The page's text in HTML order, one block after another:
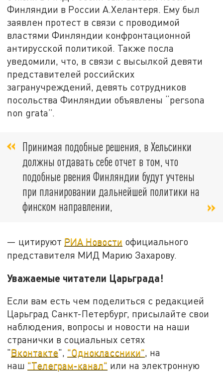
Финляндии в России А.Хелантеря. Ему был
заявлен протест в связи с проводимой
властями Финляндии конфронтационной
антирусской политикой. Также посла
уведомили, что, в связи с высылкой девяти
представителей российских
загранучреждений, девять сотрудников
посольства Финляндии объявлены “persona
non grata”.
Принимая подобные решения, в Хельсинки
должны отдавать себе отчет в том, что
подобные рвения Финляндии будут учтены
при планировании дальнейшей политики на
финском направлении,
— цитируют РИА Новости официального
представителя МИД Марию Захарову.
Уважаемые читатели Царьграда!
Если вам есть чем поделиться с редакцией
Царьград Санкт-Петербург, присылайте свои
наблюдения, вопросы и новости на наши
странички в социальных сетях
"Вконтакте", "Одноклассники", на
наш "Телеграм-канал" или на электронную